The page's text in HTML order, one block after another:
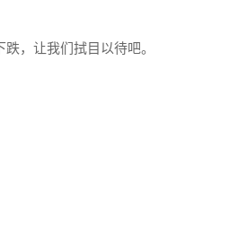
，让我们拭目以待吧。